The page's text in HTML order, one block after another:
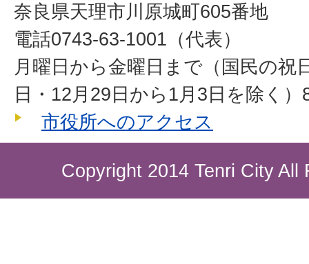
奈良県天理市川原城町605番地
電話0743-63-1001（代表）
月曜日から金曜日まで（国民の祝
日・12月29日から1月3日を除く
市役所へのアクセス
Copyright 2014 Tenri City All